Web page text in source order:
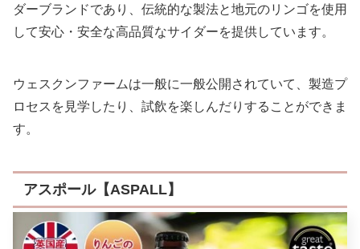
ダーブランドであり、伝統的な製法と地元のリンゴを使用
して安心・安全な高品質なサイダーを提供しています。
ウェスクンファームは一般に一般公開されていて、製造プ
ロセスを見学したり、試飲を楽しんだりすることができま
す。
アスポール【ASPALL】